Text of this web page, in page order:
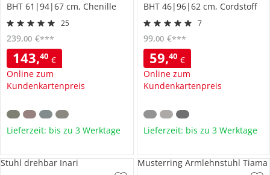
BHT 61|94|67 cm, Chenille
25
143,40 €
Online zum
Kundenkartenpreis
239,00 €***
Lieferzeit: bis zu 3 Werktage
BHT 46|96|62 cm, Cordstoff
7
59,40 €
Online zum
Kundenkartenpreis
99,00 €***
Lieferzeit: bis zu 3 Werktage
Stuhl drehbar Inari Musterring Armlehnstuhl Tiama